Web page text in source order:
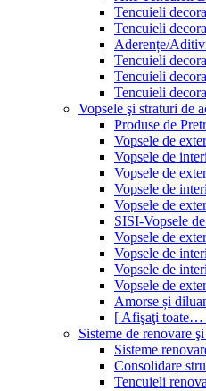
Tencuieli
Tencuieli
Aderențe/
Tencuieli
Tencuieli
Tencuieli
Vopsele şi straturi de
Produse de
Vopsele de
Vopsele de
Vopsele de
Vopsele de
Vopsele de
SISI-Vopsele
Vopsele de
Vopsele de
Vopsele de
Vopsele de
Amorse și
[ Afişaţi toate…
Sisteme de renovare
Sisteme
Consolidare
Tencuieli